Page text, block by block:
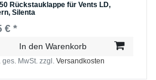
Rückstauklappe für Vents LD,
Silenta
€ *
In den Warenkorb
ges. MwSt. zzgl.Versandkosten